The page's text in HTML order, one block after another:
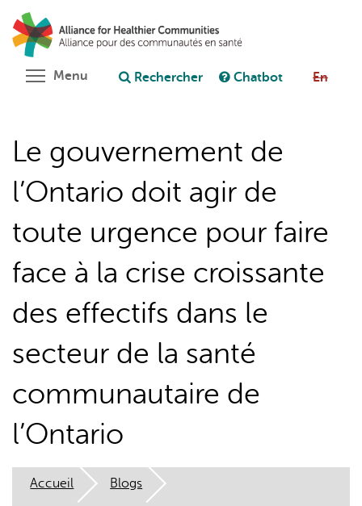
Aller
au
contenu
principal
Poser une question au chatbot
L'IA peut afficher des informations incorrectes, veuillez donc
Menu Toggle menu visibility
Rechercher Chatbot En
Le gouvernement de
l’Ontario doit agir de
toute urgence pour faire
face à la crise croissante
des effectifs dans le
secteur de la santé
communautaire de
l’Ontario
Accueil Blogs